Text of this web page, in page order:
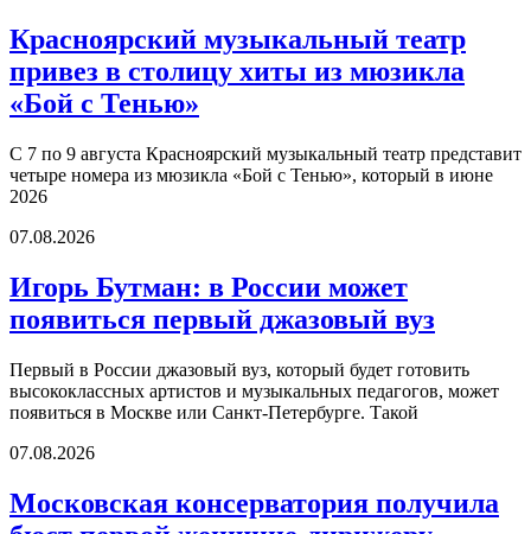
Красноярский музыкальный театр
привез в столицу хиты из мюзикла
«Бой с Тенью»
С 7 по 9 августа Красноярский музыкальный театр представит
четыре номера из мюзикла «Бой с Тенью», который в июне
2026
07.08.2026
Игорь Бутман: в России может
появиться первый джазовый вуз
Первый в России джазовый вуз, который будет готовить
высококлассных артистов и музыкальных педагогов, может
появиться в Москве или Санкт-Петербурге. Такой
07.08.2026
Московская консерватория получила